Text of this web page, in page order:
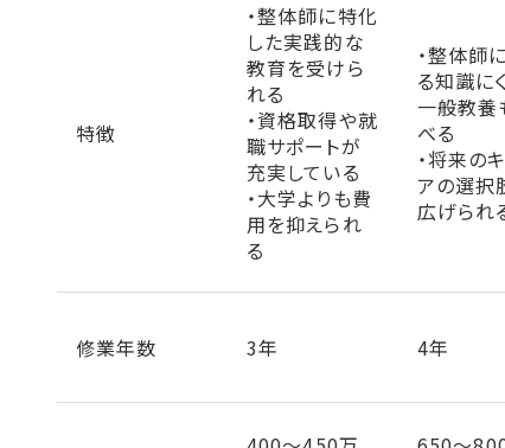
特徴
・整体師に特化
した実践的な
教育を受けら
れる
・資格取得や就
職サポートが
充実している
・大学よりも費
用を抑えられ
る
・整体師
る知識に
一般教養
べる
・将来の
アの選択
広げられ
修業年数 3年 4年